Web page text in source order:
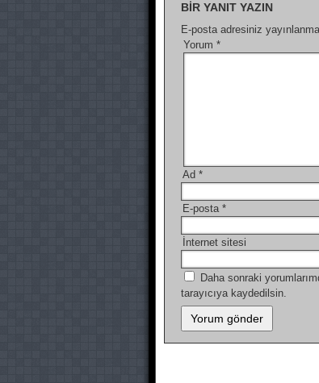
BIR YANIT YAZIN
E-posta adresiniz
Yorum *
Ad *
E-posta *
İnternet sitesi
Daha sonraki
tarayıcıya kaydedilsin.